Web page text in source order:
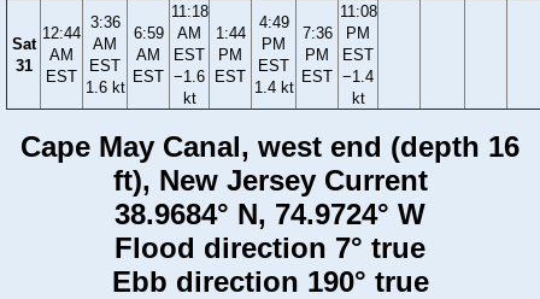
Sat
31
12:44
AM
EST
3:36
AM
EST
1.6 kt
6:59
AM
EST
11:18
AM
EST
−1.6
kt
1:44
PM
EST
4:49
PM
EST
1.4 kt
7:36
PM
EST
11:08
PM
EST
−1.4
kt
Cape May Canal, west end (depth 16
ft), New Jersey Current
38.9684° N, 74.9724° W
Flood direction 7° true
Ebb direction 190° true